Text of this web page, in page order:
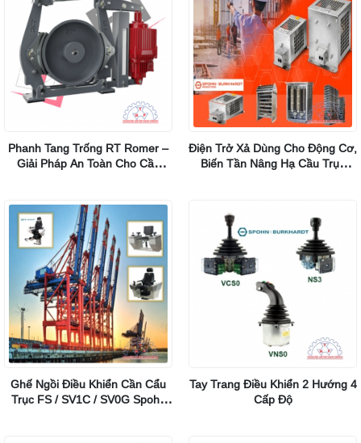
Phanh Tang Trống RT Romer –
Giải Pháp An Toàn Cho Cầu
Điện Trở Xả Dùng Cho Động Cơ,
Biến Tần Nâng Hạ Cầu Trục
Ghế Ngồi Điều Khiển Cần Cẩu
Trục FS / SV1C / SV0G Spohn
Tay Trang Điều Khiển 2 Hướng 4
Cấp Độ